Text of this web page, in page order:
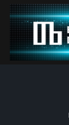
Skip
content